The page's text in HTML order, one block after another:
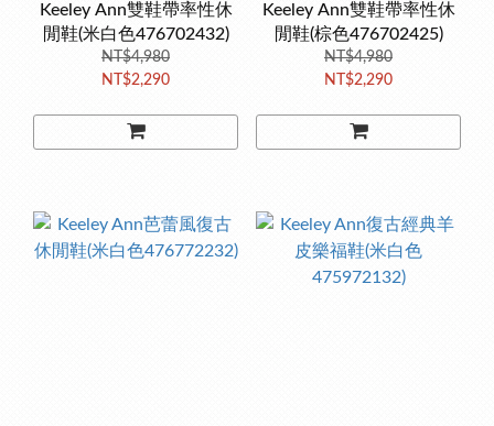
Keeley Ann雙鞋帶率性休
閒鞋(米白色476702432)
NT$4,980
NT$2,290
Keeley Ann雙鞋帶率性休
閒鞋(棕色476702425)
NT$4,980
NT$2,290